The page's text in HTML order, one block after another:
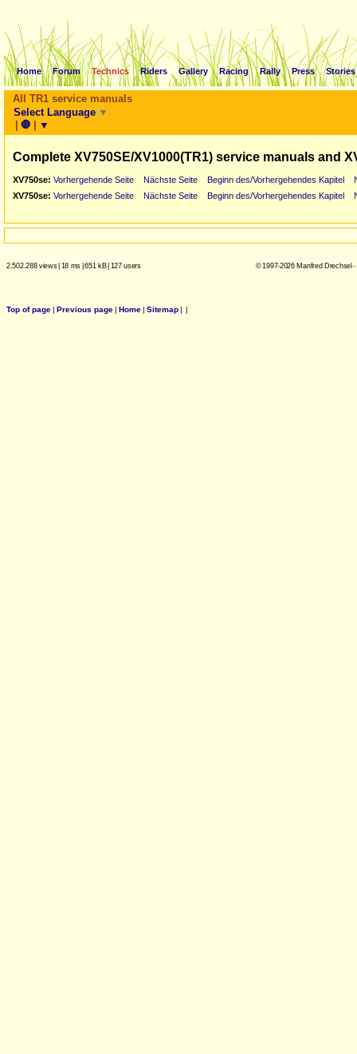
Home Forum Technics Riders Gallery Racing Rally Press Stories
All TR1 service manuals
Select Language ▼
| 🛑 | ▼
Complete XV750SE/XV1000(TR1) service manuals and
XV750se: Vorhergehende Seite Nächste Seite Beginn des/Vorhergehendes Kapitel
XV750se: Vorhergehende Seite Nächste Seite Beginn des/Vorhergehendes Kapitel
2.502.288 views| 18 ms |651 kB| 127 users © 1997-2026 Manfred Drechsel
Top of page| Previous page| Home| Sitemap| |